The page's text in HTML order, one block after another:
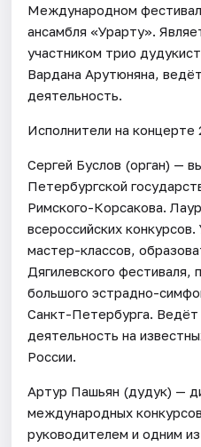
Международном
ансамбля «Урарту».
участником трио
Вардана Арутюняна,
деятельность.
Исполнители на концерте
Сергей Буслов (орган) —
Петербургской
Римского-Корсакова.
всероссийских
мастер-классов,
Дягилевского фестиваля,
большого эстрадно-
Санкт-Петербурга.
деятельность на
России.
Артур Пашьян (дудук) —
международных
руководителем и одним